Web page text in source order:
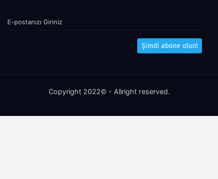
Şimdi abone olun!
Copyright 2022© - Allright reserved.